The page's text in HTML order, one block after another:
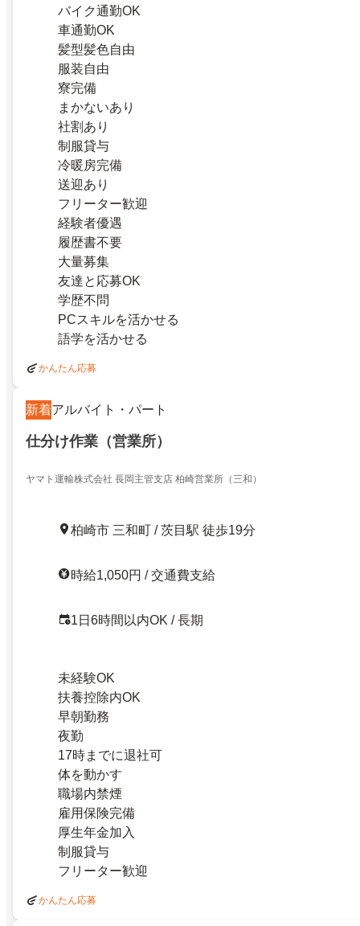
バイク通勤OK
車通勤OK
髪型髪色自由
服装自由
寮完備
まかないあり
社割あり
制服貸与
冷暖房完備
送迎あり
フリーター歓迎
経験者優遇
履歴書不要
大量募集
友達と応募OK
学歴不問
PCスキルを活かせる
語学を活かせる
かんたん応募
新着アルバイト・パート
仕分け作業（営業所）
ヤマト運輸株式会社 長岡主管支店 柏崎営業所（三和）
柏崎市 三和町 / 茨目駅 徒歩19分
時給1,050円 / 交通費支給
1日6時間以内OK / 長期
未経験OK
扶養控除内OK
早朝勤務
夜勤
17時までに退社可
体を動かす
職場内禁煙
雇用保険完備
厚生年金加入
制服貸与
フリーター歓迎
かんたん応募